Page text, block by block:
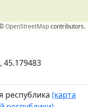
OpenStreetMapcontributors.
45.179483
республика (карта